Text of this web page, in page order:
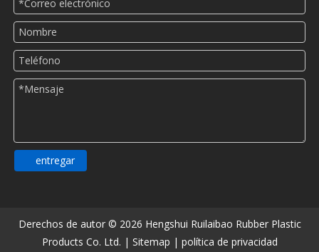
entregar
Derechos de autor © 2026 Hengshui Ruilaibao Rubber Plastic
Products Co. Ltd. | Sitemap | política de privacidad